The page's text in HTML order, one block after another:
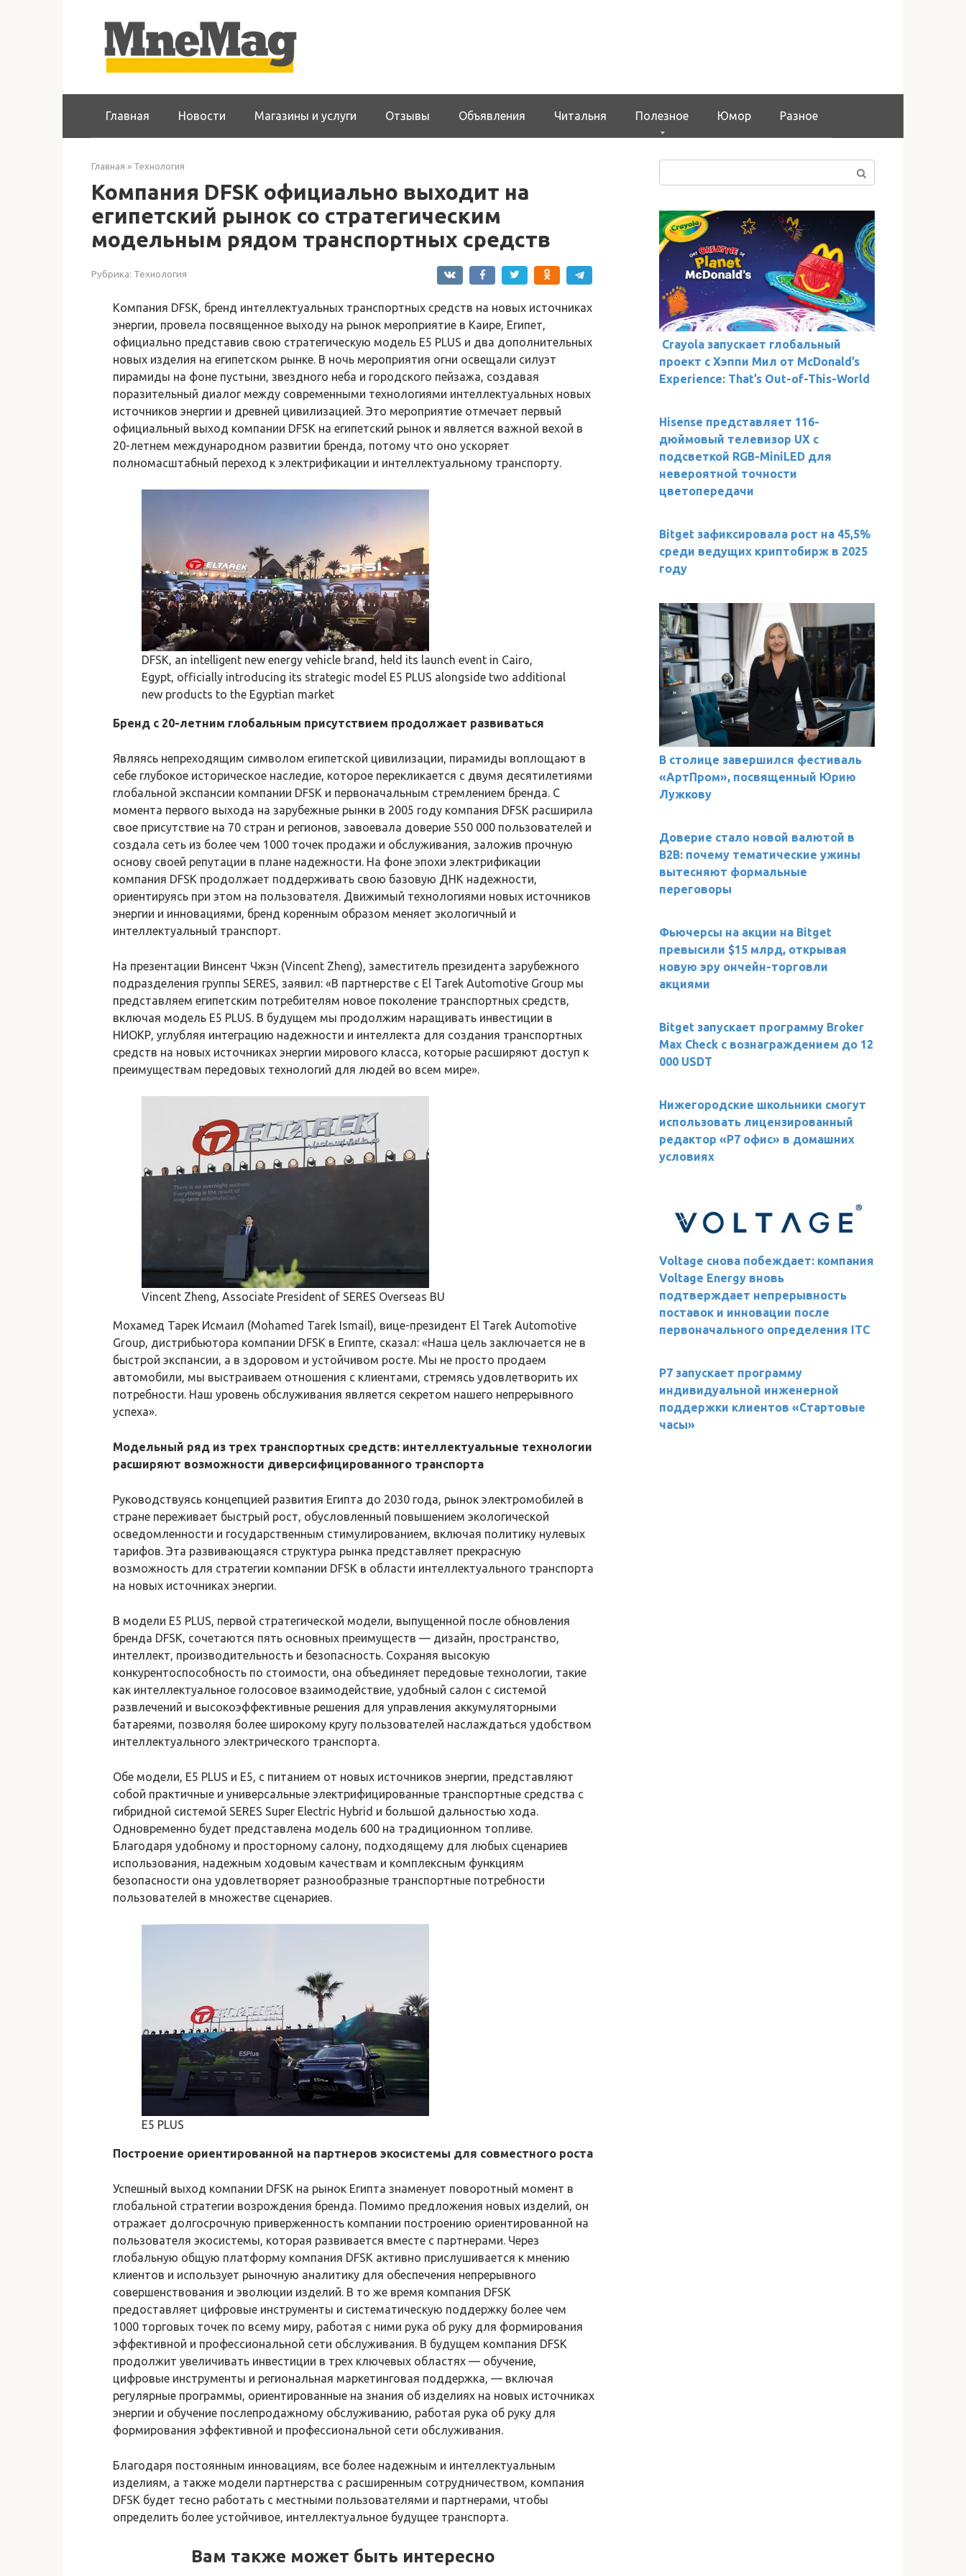
Главная Новости Магазины и услуги Отзывы Объявления Читальня Полезное Юмор Разное
Главная » Технология
Компания DFSK официально выходит на
египетский рынок со стратегическим
модельным рядом транспортных средств
Рубрика: Технология
Компания DFSK, бренд интеллектуальных транспортных средств на новых источниках
энергии, провела посвященное выходу на рынок мероприятие в Каире, Египет,
официально представив свою стратегическую модель E5 PLUS и два дополнительных
новых изделия на египетском рынке. В ночь мероприятия огни освещали силуэт
пирамиды на фоне пустыни, звездного неба и городского пейзажа, создавая
поразительный диалог между современными технологиями интеллектуальных новых
источников энергии и древней цивилизацией. Это мероприятие отмечает первый
официальный выход компании DFSK на египетский рынок и является важной вехой в
20-летнем международном развитии бренда, потому что оно ускоряет
полномасштабный переход к электрификации и интеллектуальному транспорту.
DFSK, an intelligent new energy vehicle brand, held its launch event in Cairo,
Egypt, officially introducing its strategic model E5 PLUS alongside two additional
new products to the Egyptian market
Бренд с 20-летним глобальным присутствием продолжает развиваться
Являясь непреходящим символом египетской цивилизации, пирамиды воплощают в
себе глубокое историческое наследие, которое перекликается с двумя десятилетиями
глобальной экспансии компании DFSK и первоначальным стремлением бренда. С
момента первого выхода на зарубежные рынки в 2005 году компания DFSK расширила
свое присутствие на 70 стран и регионов, завоевала доверие 550 000 пользователей и
создала сеть из более чем 1000 точек продажи и обслуживания, заложив прочную
основу своей репутации в плане надежности. На фоне эпохи электрификации
компания DFSK продолжает поддерживать свою базовую ДНК надежности,
ориентируясь при этом на пользователя. Движимый технологиями новых источников
энергии и инновациями, бренд коренным образом меняет экологичный и
интеллектуальный транспорт.
На презентации Винсент Чжэн (Vincent Zheng), заместитель президента зарубежного
подразделения группы SERES, заявил: «В партнерстве с El Tarek Automotive Group мы
представляем египетским потребителям новое поколение транспортных средств,
включая модель E5 PLUS. В будущем мы продолжим наращивать инвестиции в
НИОКР, углубляя интеграцию надежности и интеллекта для создания транспортных
средств на новых источниках энергии мирового класса, которые расширяют доступ к
преимуществам передовых технологий для людей во всем мире».
Vincent Zheng, Associate President of SERES Overseas BU
Мохамед Тарек Исмаил (Mohamed Tarek Ismail), вице-президент El Tarek Automotive
Group, дистрибьютора компании DFSK в Египте, сказал: «Наша цель заключается не в
быстрой экспансии, а в здоровом и устойчивом росте. Мы не просто продаем
автомобили, мы выстраиваем отношения с клиентами, стремясь удовлетворить их
потребности. Наш уровень обслуживания является секретом нашего непрерывного
успеха».
Модельный ряд из трех транспортных средств: интеллектуальные технологии
расширяют возможности диверсифицированного транспорта
Руководствуясь концепцией развития Египта до 2030 года, рынок электромобилей в
стране переживает быстрый рост, обусловленный повышением экологической
осведомленности и государственным стимулированием, включая политику нулевых
тарифов. Эта развивающаяся структура рынка представляет прекрасную
возможность для стратегии компании DFSK в области интеллектуального транспорта
на новых источниках энергии.
В модели E5 PLUS, первой стратегической модели, выпущенной после обновления
бренда DFSK, сочетаются пять основных преимуществ — дизайн, пространство,
интеллект, производительность и безопасность. Сохраняя высокую
конкурентоспособность по стоимости, она объединяет передовые технологии, такие
как интеллектуальное голосовое взаимодействие, удобный салон с системой
развлечений и высокоэффективные решения для управления аккумуляторными
батареями, позволяя более широкому кругу пользователей наслаждаться удобством
интеллектуального электрического транспорта.
Обе модели, E5 PLUS и E5, с питанием от новых источников энергии, представляют
собой практичные и универсальные электрифицированные транспортные средства с
гибридной системой SERES Super Electric Hybrid и большой дальностью хода.
Одновременно будет представлена модель 600 на традиционном топливе.
Благодаря удобному и просторному салону, подходящему для любых сценариев
использования, надежным ходовым качествам и комплексным функциям
безопасности она удовлетворяет разнообразные транспортные потребности
пользователей в множестве сценариев.
E5 PLUS
Построение ориентированной на партнеров экосистемы для совместного роста
Успешный выход компании DFSK на рынок Египта знаменует поворотный момент в
глобальной стратегии возрождения бренда. Помимо предложения новых изделий, он
отражает долгосрочную приверженность компании построению ориентированной на
пользователя экосистемы, которая развивается вместе с партнерами. Через
глобальную общую платформу компания DFSK активно прислушивается к мнению
клиентов и использует рыночную аналитику для обеспечения непрерывного
совершенствования и эволюции изделий. В то же время компания DFSK
предоставляет цифровые инструменты и систематическую поддержку более чем
1000 торговых точек по всему миру, работая с ними рука об руку для формирования
эффективной и профессиональной сети обслуживания. В будущем компания DFSK
продолжит увеличивать инвестиции в трех ключевых областях — обучение,
цифровые инструменты и региональная маркетинговая поддержка, — включая
регулярные программы, ориентированные на знания об изделиях на новых источниках
энергии и обучение послепродажному обслуживанию, работая рука об руку для
формирования эффективной и профессиональной сети обслуживания.
Благодаря постоянным инновациям, все более надежным и интеллектуальным
изделиям, а также модели партнерства с расширенным сотрудничеством, компания
DFSK будет тесно работать с местными пользователями и партнерами, чтобы
определить более устойчивое, интеллектуальное будущее транспорта.
Вам также может быть интересно
Crayola запускает глобальный
проект с Хэппи Мил от McDonald’s
Experience: That’s Out-of-This-World
Hisense представляет 116-
дюймовый телевизор UX с
подсветкой RGB-MiniLED для
невероятной точности
цветопередачи
Bitget зафиксировала рост на 45,5%
среди ведущих криптобирж в 2025
году
В столице завершился фестиваль
«АртПром», посвященный Юрию
Лужкову
Доверие стало новой валютой в
B2B: почему тематические ужины
вытесняют формальные
переговоры
Фьючерсы на акции на Bitget
превысили $15 млрд, открывая
новую эру ончейн-торговли
акциями
Bitget запускает программу Broker
Max Check с вознаграждением до 12
000 USDT
Нижегородские школьники смогут
использовать лицензированный
редактор «Р7 офис» в домашних
условиях
Voltage снова побеждает: компания
Voltage Energy вновь
подтверждает непрерывность
поставок и инновации после
первоначального определения ITC
Р7 запускает программу
индивидуальной инженерной
поддержки клиентов «Стартовые
часы»